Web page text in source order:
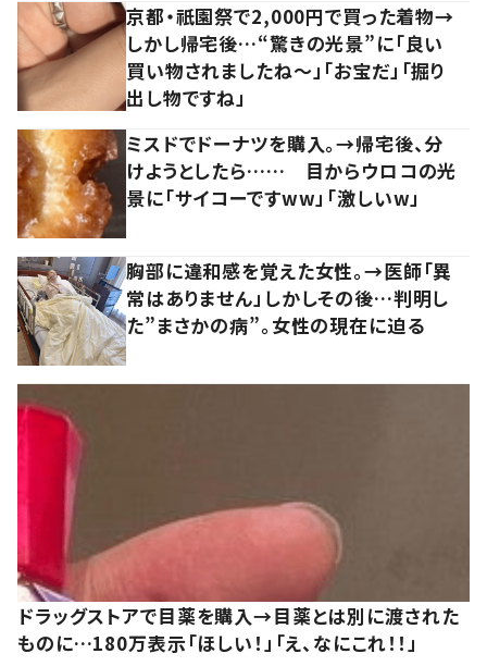
京都・祇園祭で2,000円で買った着物→
しかし帰宅後…“驚きの光景”に「良い
買い物されましたね～」「お宝だ」「掘り
出し物ですね」
ミスドでドーナツを購入。→帰宅後、分
けようとしたら…… 目からウロコの光
景に「サイコーですww」「激しいw」
胸部に違和感を覚えた女性。→医師「異
常はありません」しかしその後…判明し
た”まさかの病”。女性の現在に迫る
ドラッグストアで目薬を購入→目薬とは別に渡された
ものに…180万表示「ほしい！」「え、なにこれ！！」